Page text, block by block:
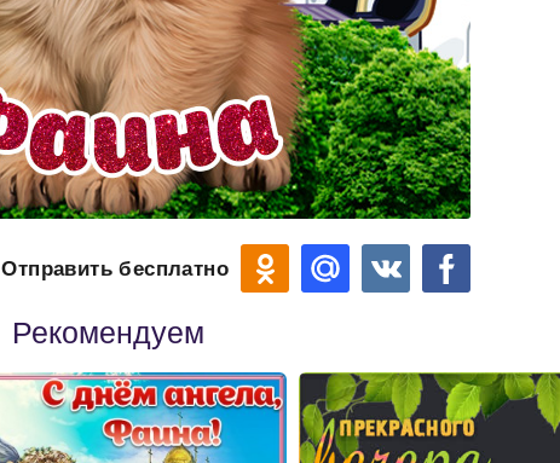
Отправить бесплатно
Рекомендуем